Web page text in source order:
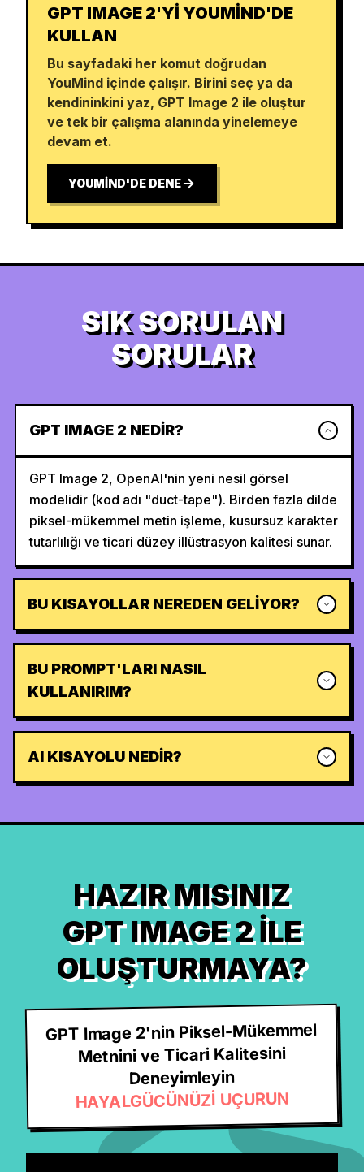
GPT IMAGE 2'YI YOUMIND'DE
KULLAN
Bu sayfadaki her komut doğrudan
YouMind içinde çalışır. Birini seç ya da
kendininkini yaz, GPT Image 2 ile oluştur
ve tek bir çalışma alanında yinelemeye
devam et.
YOUMIND'DE DENE
SIK SORULAN
SORULAR
GPT IMAGE 2 NEDIR?
GPT Image 2, OpenAI'nin yeni nesil görsel
modelidir (kod adı "duct-tape"). Birden fazla dilde
piksel-mükemmel metin işleme, kusursuz karakter
tutarlılığı ve ticari düzey illüstrasyon kalitesi sunar.
BU KISAYOLLAR NEREDEN GELIYOR?
BU PROMPT'LARI NASIL
KULLANIRIM?
AI KISAYOLU NEDIR?
HAZIR MISINIZ
GPT IMAGE 2 ILE
OLUŞTURMAYA?
GPT Image 2'nin Piksel-Mükemmel
Metnini ve Ticari Kalitesini
Deneyimleyin
HAYALGÜCÜNÜZİ UÇURUN